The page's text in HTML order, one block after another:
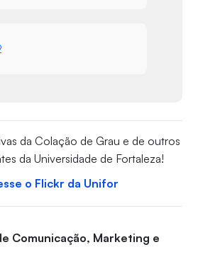
da Colação de Grau e de outros
da Universidade de Fortaleza!
o Flickr da Unifor
Comunicação, Marketing e